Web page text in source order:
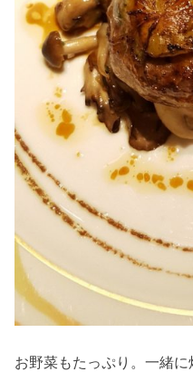
お野菜もたっぷり。一緒